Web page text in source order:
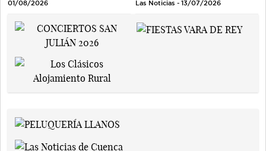
01/08/2026
Las Noticias - 13/07/2026